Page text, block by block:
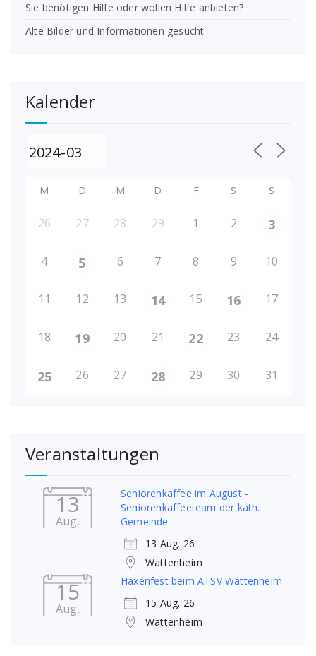
Sie benötigen Hilfe oder wollen Hilfe anbieten?
Alte Bilder und Informationen gesucht
Kalender
M D M D F S S
26 27 28 29 1 2 3
4 5 6 7 8 9 10
11 12 13 14 15 16 17
18 19 20 21 22 23 24
25 26 27 28 29 30 31
Veranstaltungen
13
Aug.
Seniorenkaffee im August -
Seniorenkaffeeteam der kath.
Gemeinde
13 Aug. 26
Wattenheim
15
Aug.
Haxenfest beim ATSV Wattenheim
15 Aug. 26
Wattenheim